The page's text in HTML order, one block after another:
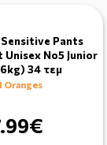
Pants
No5 Junior
34 τεμ
Oranges